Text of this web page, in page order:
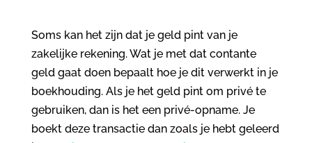
Soms kan het zijn dat je geld pint van je
zakelijke rekening. Wat je met dat contante
geld gaat doen bepaalt hoe je dit verwerkt in je
boekhouding. Als je het geld pint om privé te
gebruiken, dan is het een privé-opname. Je
boekt deze transactie dan zoals je hebt geleerd